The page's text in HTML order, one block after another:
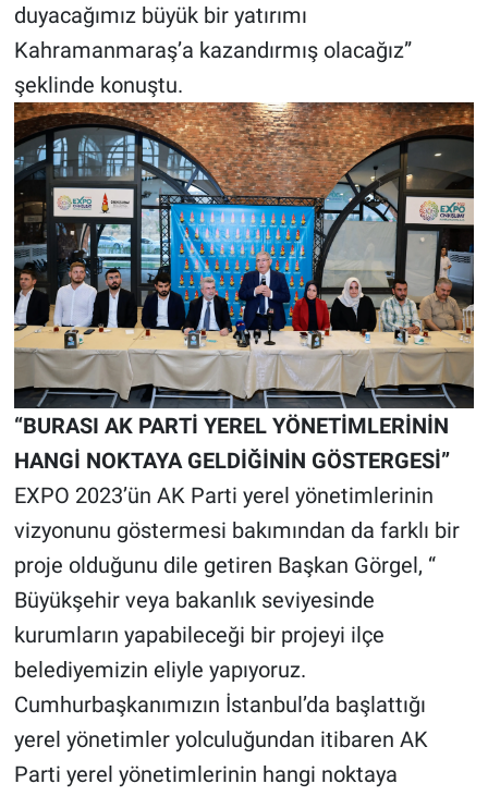
duyacağımız büyük bir yatırımı
Kahramanmaraş’a kazandırmış olacağız”
şeklinde konuştu.
“BURASI AK PARTİ YEREL YÖNETİMLERİNİN
HANGİ NOKTAYA GELDİĞİNİN GÖSTERGESİ”
EXPO 2023’ün AK Parti yerel yönetimlerinin
vizyonunu göstermesi bakımından da farklı bir
proje olduğunu dile getiren Başkan Görgel, “
Büyükşehir veya bakanlık seviyesinde
kurumların yapabileceği bir projeyi ilçe
belediyemizin eliyle yapıyoruz.
Cumhurbaşkanımızın İstanbul’da başlattığı
yerel yönetimler yolculuğundan itibaren AK
Parti yerel yönetimlerinin hangi noktaya